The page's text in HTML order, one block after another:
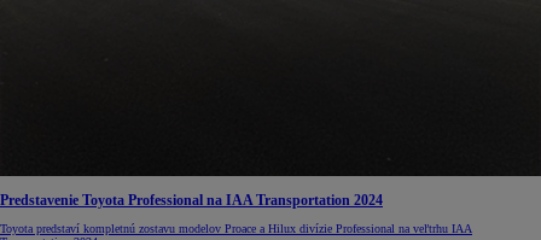
Predstavenie Toyota Professional na IAA Transportation 2024
Toyota predstaví kompletnú zostavu modelov Proace a Hilux divízie Professional na veľtrhu IAA